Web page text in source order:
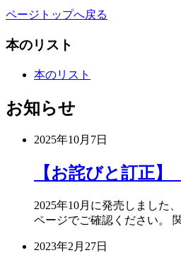
ページトップへ戻る
本のリスト
本のリスト
お知らせ
2025年10月7日
【お詫びと訂正
2025年10月に発売しました
ページでご確認ください。
2023年2月27日